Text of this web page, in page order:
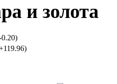
и золота
0.20)